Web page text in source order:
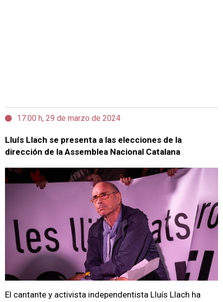
17:00 h, 29 de marzo de 2024
Lluís Llach se presenta a las elecciones de la
dirección de la Assemblea Nacional Catalana
El cantante y activista independentista Lluís Llach ha